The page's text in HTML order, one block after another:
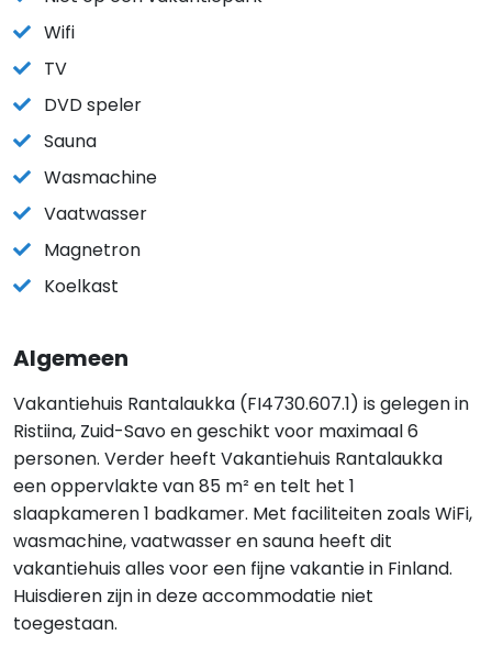
Wifi
TV
DVD speler
Sauna
Wasmachine
Vaatwasser
Magnetron
Koelkast
Algemeen
Vakantiehuis Rantalaukka (FI4730.607.1) is gelegen in
Ristiina, Zuid-Savo en geschikt voor maximaal 6
personen. Verder heeft Vakantiehuis Rantalaukka
een oppervlakte van 85 m² en telt het 1
slaapkameren 1 badkamer. Met faciliteiten zoals WiFi,
wasmachine, vaatwasser en sauna heeft dit
vakantiehuis alles voor een fijne vakantie in Finland.
Huisdieren zijn in deze accommodatie niet
toegestaan.